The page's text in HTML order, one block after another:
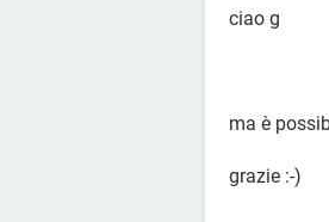
ciao g
ma è
grazie :-)